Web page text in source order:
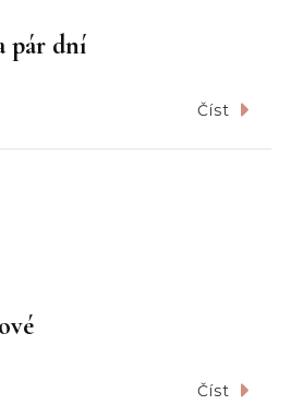
pár dní
Číst
Číst